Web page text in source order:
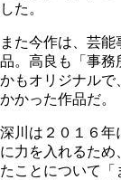
した。
また今作は、芸
品。高良も「事務
かもオリジナルで
かかった作品だ。
深川は２０１６年
に力を入れるた
たことについて「